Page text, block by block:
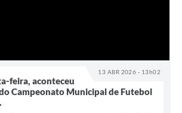
13 ABR 2026 - 13h02
feira, aconteceu
Campeonato Municipal de Futebol